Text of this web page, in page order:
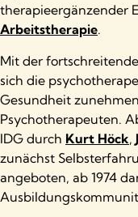
therapieergänzender
Arbeitstherapie.
Mit der
sich die
Gesundheit
Psychotherapeuten.
IDG durch Kurt Höck,
zunächst
angeboten, ab 1974